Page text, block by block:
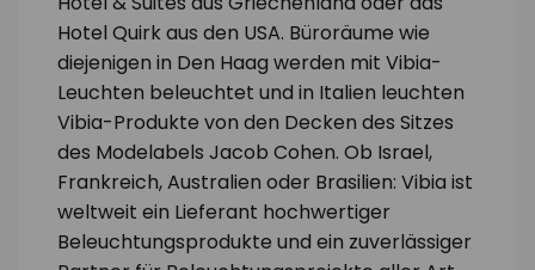
Seit 1987 widmet sich Vibia der Beleuchtung.
Das Unternehmen versteht diese als ein
übergreifendes Element für Architektur,
Design und Gebrauch. Zu den Kunden des in
Barcelona ansässigen Unternehmens zählen
zum Beispiel Hotels wie das Kenshō Boutique
Hotel & Suites aus Griechenland oder das
Hotel Quirk aus den USA. Büroräume wie
diejenigen in Den Haag werden mit Vibia-